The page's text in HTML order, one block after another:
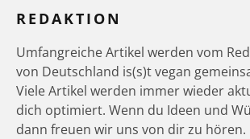
REDAKTION
Umfangreiche Artikel werden vom
von Deutschland is(s)t vegan
Viele Artikel werden immer wieder
dich optimiert. Wenn du Ideen und
dann freuen wir uns von dir zu hören.